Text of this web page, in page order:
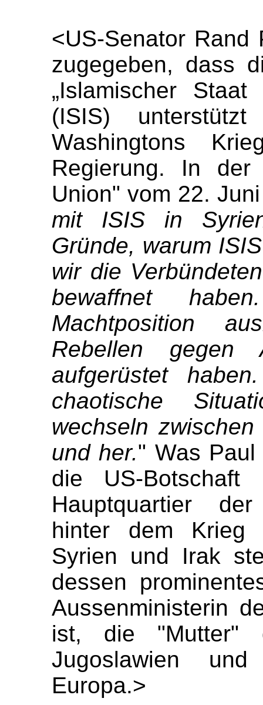
<US-Senator Rand
zugegeben, dass
„Islamischer
(ISIS)
Washingtons
Regierung. In
Union" vom 22.
mit ISIS in
Gründe, warum
wir die
bewaffnet
Machtposition
Rebellen gegen
aufgerüstet
chaotische
wechseln
und her." Was
die US-
Hauptquartier
hinter dem Krieg
Syrien und Irak
dessen
Aussenministerin
ist, die "Mutter"
Jugoslawien
Europa.>